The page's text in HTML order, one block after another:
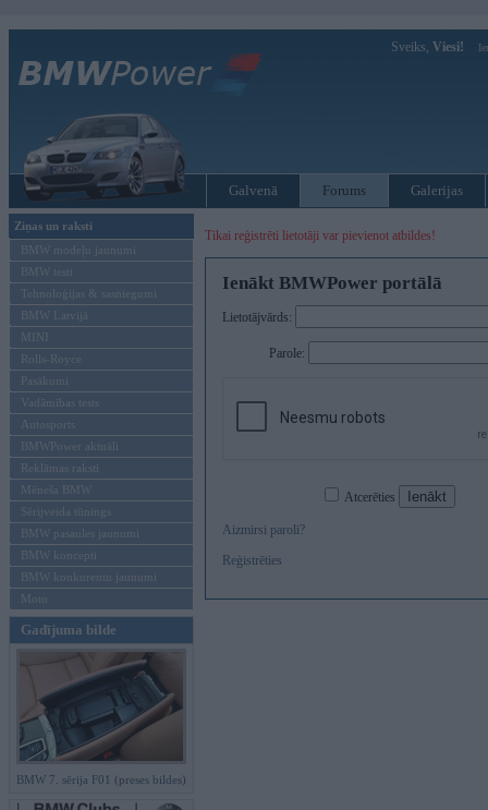
Sveiks, Viesi!
Galvenā Forums Galerijas
Ziņas un raksti
BMW modeļu jaunumi
BMW testi
Tehnoloģijas & sasniegumi
BMW Latvijā
MINI
Rolls-Royce
Pasākumi
Vadāmības tests
Autosports
BMWPower aktuāli
Reklāmas raksti
Mēneša BMW
Sērijveida tūnings
BMW pasaules jaunumi
BMW koncepti
BMW konkurentu jaunumi
Moto
Gadījuma bilde
BMW 7. sērija F01 (preses bildes)
Tikai reģistrēti lietotāji var pievienot atbildes!
Ienākt BMWPower portālā
Lietotājvārds:
Parole:
Atcerēties
Aizmirsi paroli?
Reģistrēties